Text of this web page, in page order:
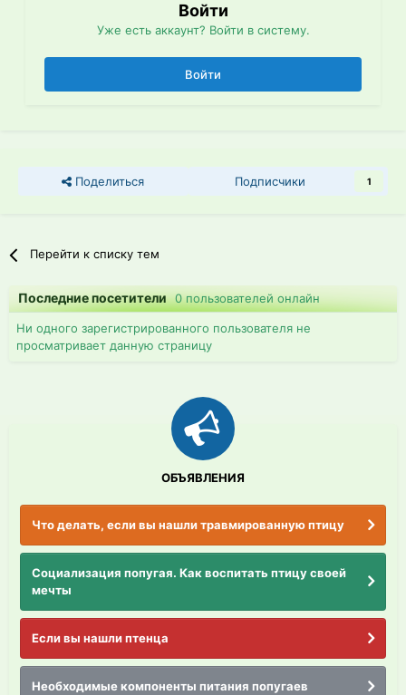
Войти
Уже есть аккаунт? Войти в систему.
Войти
Поделиться Подписчики 1
Перейти к списку тем
Последние посетители0 пользователей онлайн
Ни одного зарегистрированного пользователя не
просматривает данную страницу
ОБЪЯВЛЕНИЯ
Что делать, если вы нашли травмированную птицу
Социализация попугая. Как воспитать птицу своей
мечты
Если вы нашли птенца
Необходимые компоненты питания попугаев